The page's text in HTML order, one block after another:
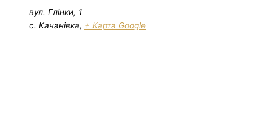
вул. Глінки, 1
с. Качанівка, + Карта Google